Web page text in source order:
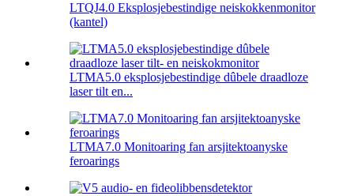
LTQJ4.0 Eksplosjebestindige neiskokkenmonitor
(kantel)
LTMA5.0 eksplosjebestindige dûbele draadloze
laser tilt en...
LTMA7.0 Monitoaring fan arsjitektoanyske
feroarings